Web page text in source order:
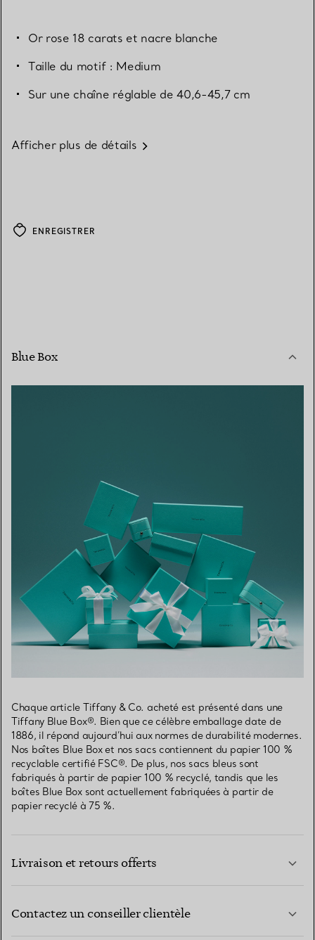
Or rose 18 carats et nacre blanche
Taille du motif : Medium
Sur une chaîne réglable de 40,6-45,7 cm
Afficher plus de détails
ENREGISTRER
Blue Box
Chaque article Tiffany & Co. acheté est présenté dans une
Tiffany Blue Box®. Bien que ce célèbre emballage date de
1886, il répond aujourd’hui aux normes de durabilité modernes.
Nos boîtes Blue Box et nos sacs contiennent du papier 100 %
recyclable certifié FSC®. De plus, nos sacs bleus sont
fabriqués à partir de papier 100 % recyclé, tandis que les
boîtes Blue Box sont actuellement fabriquées à partir de
papier recyclé à 75 %.
Livraison et retours offerts
Contactez un conseiller clientèle